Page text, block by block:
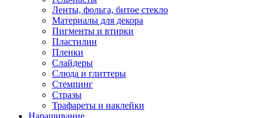
Ленты, фольга, битое стекло
Материалы для декора
Пигменты и втирки
Пластилин
Пленки
Слайдеры
Слюда и глиттеры
Стемпинг
Стразы
Трафареты и наклейки
Наращивание